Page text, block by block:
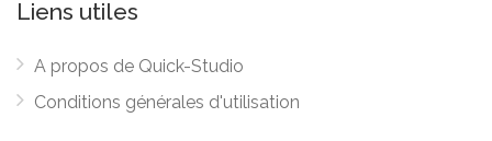
Liens utiles
A propos de Quick-Studio
Conditions générales d'utilisation